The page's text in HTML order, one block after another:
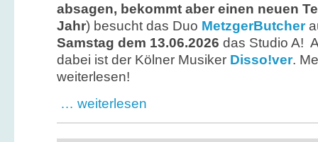
absagen, bekommt aber einen neuen
Jahr) besucht das Duo MetzgerButcher
Samstag dem 13.06.2026 das Studio A!
dabei ist der Kölner Musiker Disso!ver.
weiterlesen!
… weiterlesen